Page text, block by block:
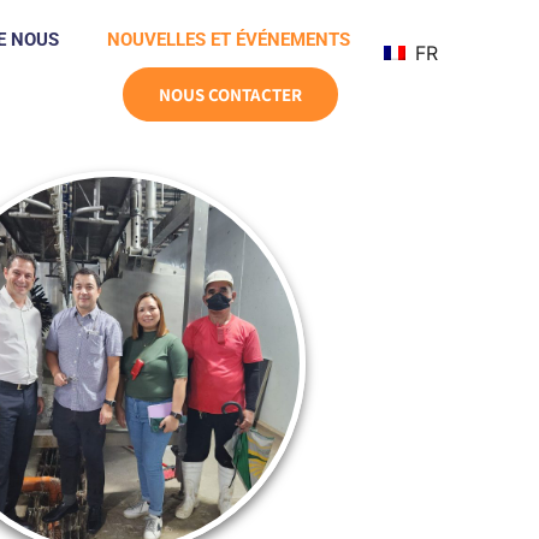
NOUS NOUVELLES ET ÉVÉNEMENTS
NOUS CONTACTER
FR